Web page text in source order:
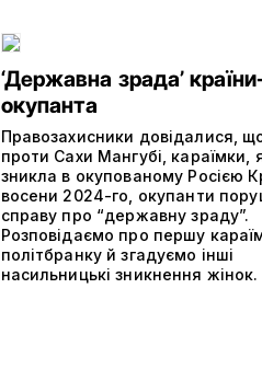
‘Державна зрада’
окупанта
Правозахисники довідалися,
проти Сахи Мангубі, караїмки,
зникла в окупованому Росією
восени 2024-го, окупанти
справу про “державну зраду”.
Розповідаємо про першу
політбранку й згадуємо інші
насильницькі зникнення жінок.